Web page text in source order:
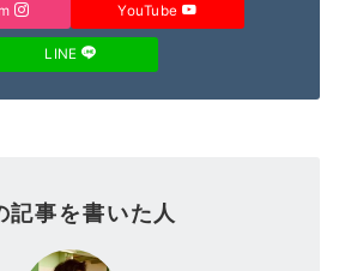
YouTube
LINE
記事を書いた人